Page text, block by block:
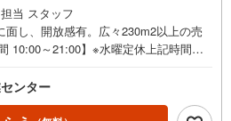
担当 スタッフ
面し、開放感有。広々230m2以上の売
10:00～21:00】※水曜定休上記時間は
見学される場合は「室内・現地を見学
ンよりご希望の日時をご記入いただけ
ンター